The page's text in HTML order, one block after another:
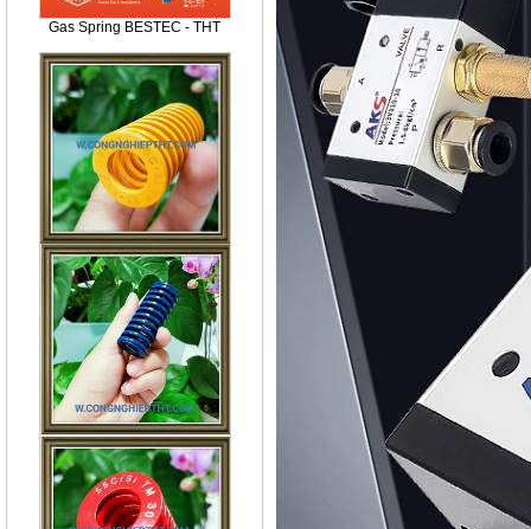
Gas Spring BESTEC - THT